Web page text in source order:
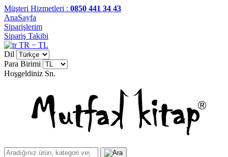
Müşteri Hizmetleri : 0850 441 34 43
AnaSayfa
Siparişlerim
Sipariş Takibi
TR − TL
Dil
Para Birimi
Hoşgeldiniz Sn.